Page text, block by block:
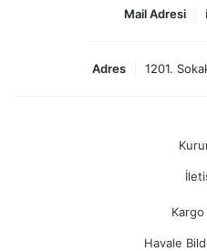
Mail Adresi
Adres 1201.
Havale